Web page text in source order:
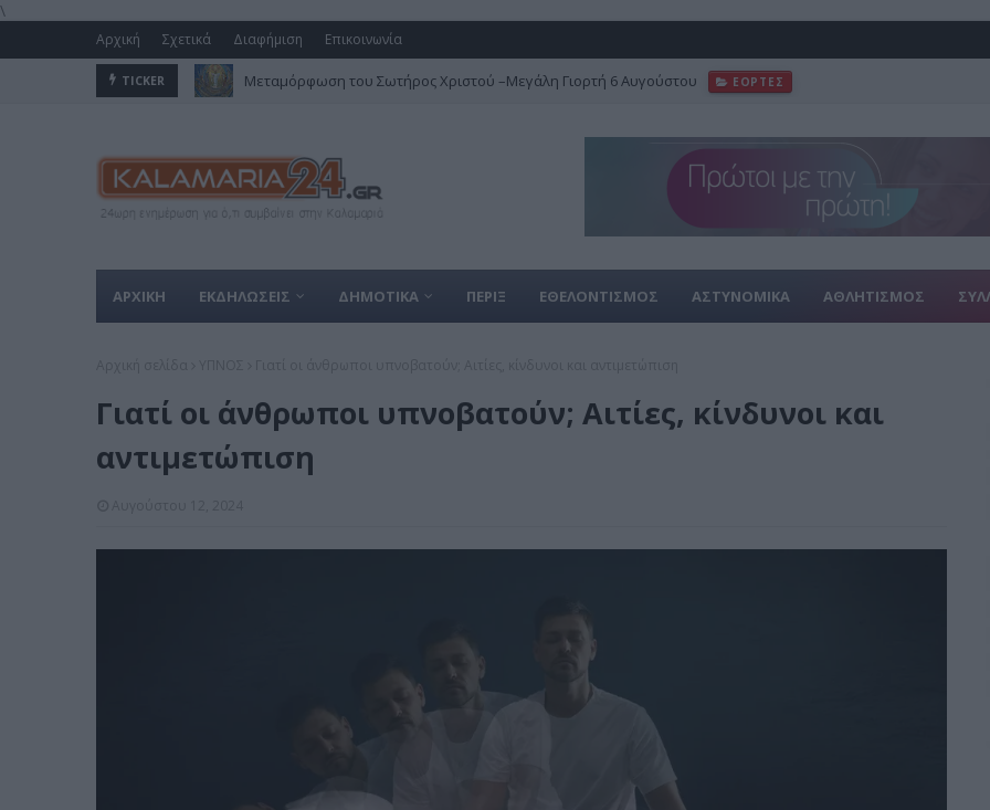
\
Αρχική Σχετικά Διαφήμιση Επικοινωνία
TICKER Μεταμόρφωση του Σωτήρος Χριστού –Μεγάλη Γιορτή 6 Αυγούστου ΕΟΡΤΕΣ
ΑΡΧΙΚΗ ΕΚΔΗΛΩΣΕΙΣ ΔΗΜΟΤΙΚΑ ΠΕΡΙΞ ΕΘΕΛΟΝΤΙΣΜΟΣ ΑΣΤΥΝΟΜΙΚΑ ΑΘΛΗΤΙΣΜΟΣ
Γιατί οι άνθρωποι υπνοβατούν; Αιτίες, κίνδυνοι και
αντιμετώπιση